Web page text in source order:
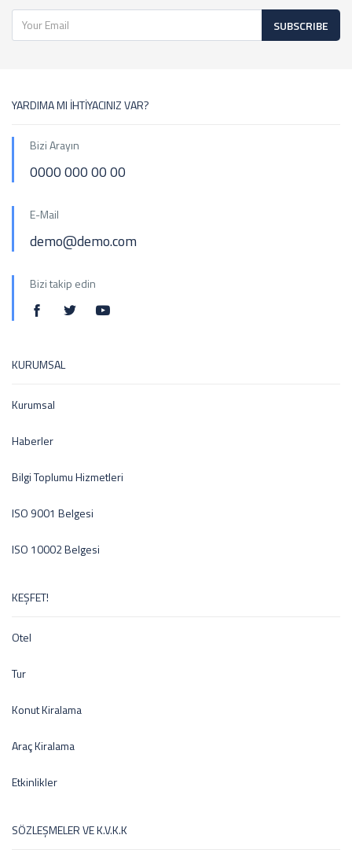
SUBSCRIBE
YARDIMA MI İHTİYACINIZ VAR?
Bizi Arayın
0000 000 00 00
E-Mail
demo@demo.com
Bizi takip edin
KURUMSAL
Kurumsal
Haberler
Bilgi Toplumu Hizmetleri
ISO 9001 Belgesi
ISO 10002 Belgesi
KEŞFET!
Otel
Tur
Konut Kiralama
Araç Kiralama
Etkinlikler
SÖZLEŞMELER VE K.V.K.K